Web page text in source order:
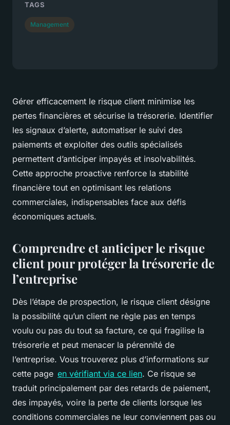
Gérer efficacement le risque client minimise les
pertes financières et sécurise la trésorerie. Identifier
les signaux d’alerte, automatiser le suivi des
paiements et exploiter des outils spécialisés
permettent d’anticiper impayés et insolvabilités.
Cette approche proactive renforce la stabilité
financière tout en optimisant les relations
commerciales, indispensables face aux défis
économiques actuels.
Comprendre et anticiper le risque
client pour protéger la trésorerie de
l’entreprise
Dès l’étape de prospection, le risque client désigne
la possibilité qu’un client ne règle pas en temps
voulu ou pas du tout sa facture, ce qui fragilise la
trésorerie et peut menacer la pérennité de
l’entreprise. Vous trouverez plus d’informations sur
cette page en vérifiant via ce lien. Ce risque se
traduit principalement par des retards de paiement,
des impayés, voire la perte de clients lorsque les
conditions commerciales ne leur conviennent pas ou
TAGS
Management